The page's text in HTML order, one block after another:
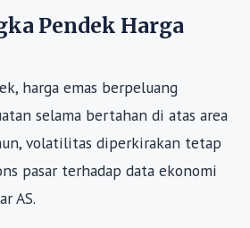
Pendek Harga
harga emas berpeluang
selama bertahan di atas area
volatilitas diperkirakan tetap
pasar terhadap data ekonomi
AS.